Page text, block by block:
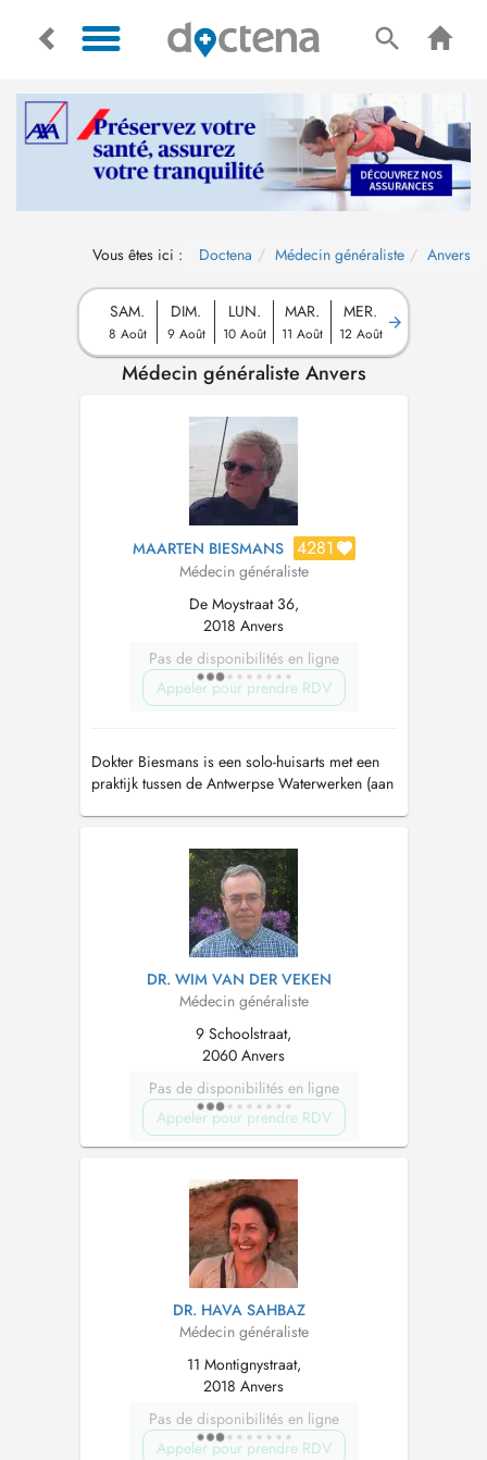
Vous êtes ici : Doctena Médecin généraliste Anvers
SAM.
8 Août
DIM.
9 Août
LUN.
10 Août
MAR.
11 Août
MER.
12 Août
Médecin généraliste Anvers
MAARTEN BIESMANS 4281
Médecin généraliste
De Moystraat 36,
2018 Anvers
Pas de disponibilités en ligne
Appeler pour prendre RDV
Dokter Biesmans is een solo-huisarts met een
praktijk tussen de Antwerpse Waterwerken (aan
DR. WIM VAN DER VEKEN
Médecin généraliste
9 Schoolstraat,
2060 Anvers
Pas de disponibilités en ligne
Appeler pour prendre RDV
DR. HAVA SAHBAZ
Médecin généraliste
11 Montignystraat,
2018 Anvers
Pas de disponibilités en ligne
Appeler pour prendre RDV